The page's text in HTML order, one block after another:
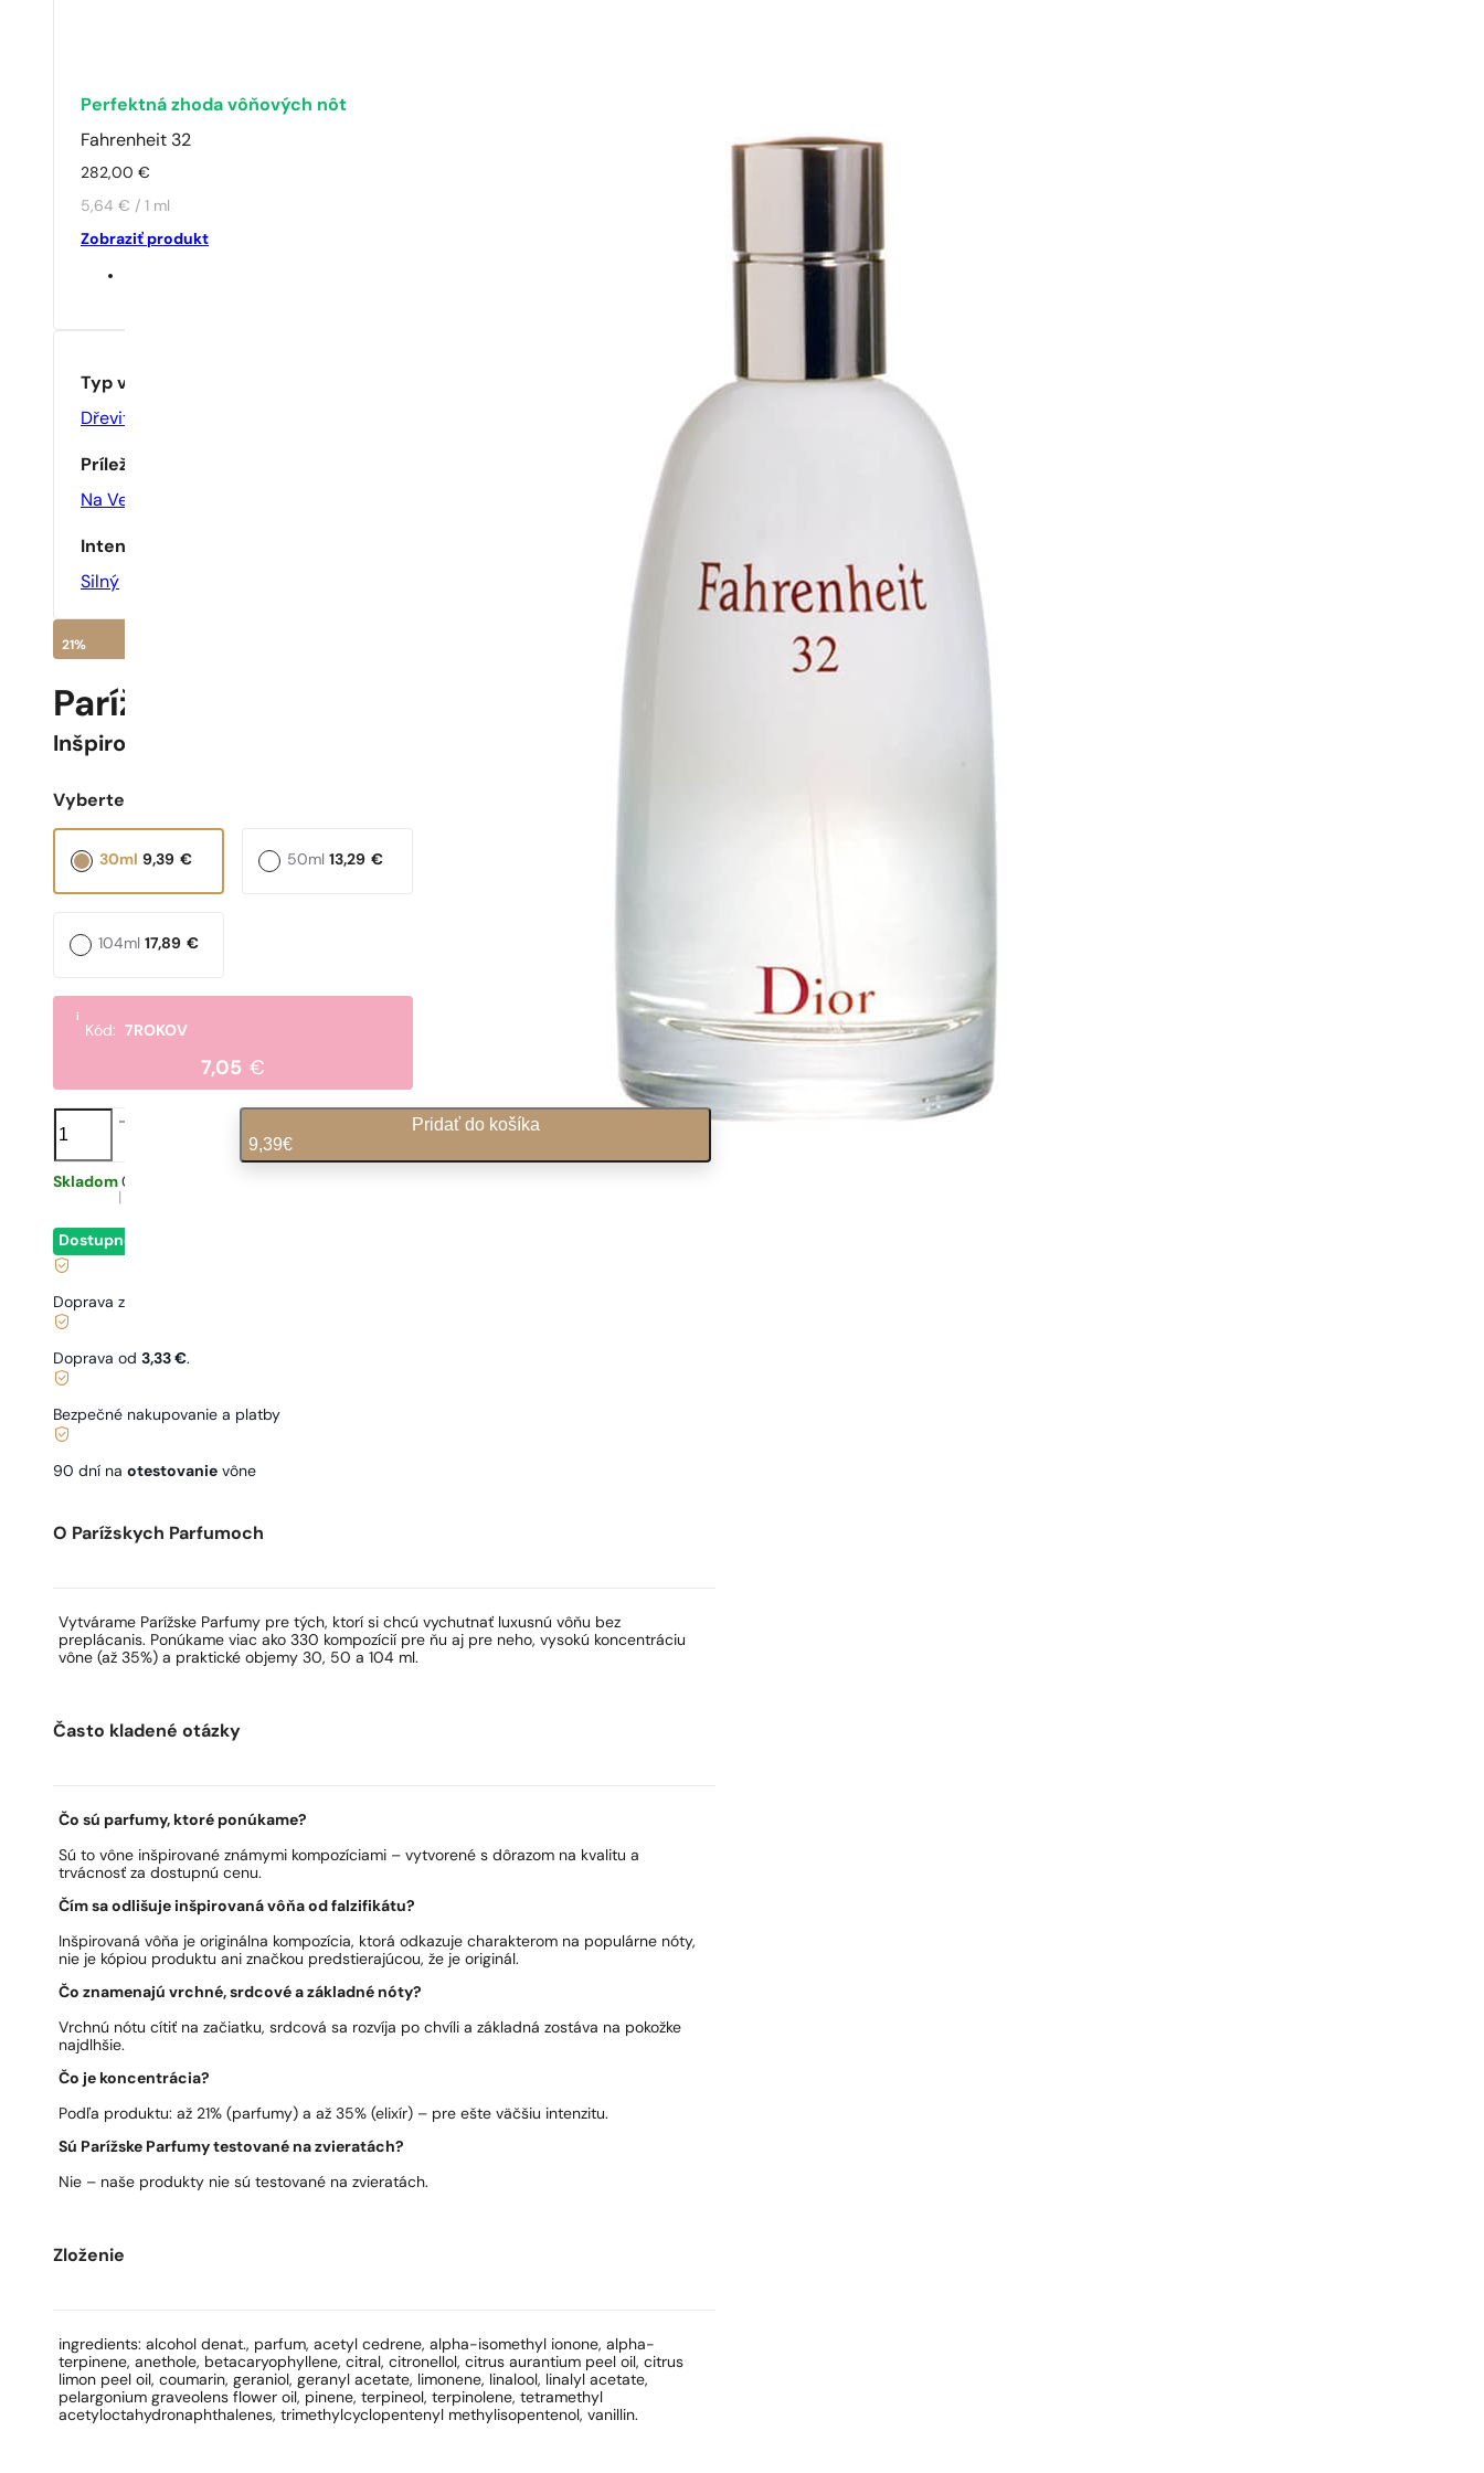
Perfektná zhoda vôňových nôt
Fahrenheit 32
282,00 €
5,64 € / 1 ml
Zobraziť produkt
Typ vône
Dřevité
Príležitosť
Na Večer
Intenzita
Silný
21%
Parížske Parfumy N° 541 -
Inšpirované
Vyberte objem:
9,39 €
30ml 13,29 €
50ml
17,89 €
104ml
i
Kód: 7ROKOV
7,05 €
množstvo
N°
Pridať do košíka
9,39€
Skladom 0,31
Dostupné
Doprava zadarmo od
Doprava od 3,33 €.
Bezpečné nakupovanie a platby
90 dní na otestovanie vône
O Parížskych Parfumoch
Vytvárame Parížske Parfumy pre tých, ktorí si chcú vychutnať luxusnú vôňu bez
preplácanis. Ponúkame viac ako 330 kompozícií pre ňu aj pre neho, vysokú koncentráciu
vône (až 35%) a praktické objemy 30, 50 a 104 ml.
Často kladené otázky
Čo sú parfumy, ktoré ponúkame?
Sú to vône inšpirované známymi kompozíciami – vytvorené s dôrazom na kvalitu a
trvácnosť za dostupnú cenu.
Čím sa odlišuje inšpirovaná vôňa od falzifikátu?
Inšpirovaná vôňa je originálna kompozícia, ktorá odkazuje charakterom na populárne nóty,
nie je kópiou produktu ani značkou predstierajúcou, že je originál.
Čo znamenajú vrchné, srdcové a základné nóty?
Vrchnú nótu cítiť na začiatku, srdcová sa rozvíja po chvíli a základná zostáva na pokožke
najdlhšie.
Čo je koncentrácia?
Podľa produktu: až 21% (parfumy) a až 35% (elixír) – pre ešte väčšiu intenzitu.
Sú Parížske Parfumy testované na zvieratách?
Nie – naše produkty nie sú testované na zvieratách.
Zloženie
ingredients: alcohol denat., parfum, acetyl cedrene, alpha-isomethyl ionone, alpha-
terpinene, anethole, betacaryophyllene, citral, citronellol, citrus aurantium peel oil, citrus
limon peel oil, coumarin, geraniol, geranyl acetate, limonene, linalool, linalyl acetate,
pelargonium graveolens flower oil, pinene, terpineol, terpinolene, tetramethyl
acetyloctahydronaphthalenes, trimethylcyclopentenyl methylisopentenol, vanillin.